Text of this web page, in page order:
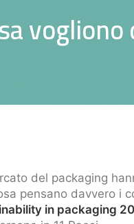
savogliono
del packaging
pensano davvero i
in packaging